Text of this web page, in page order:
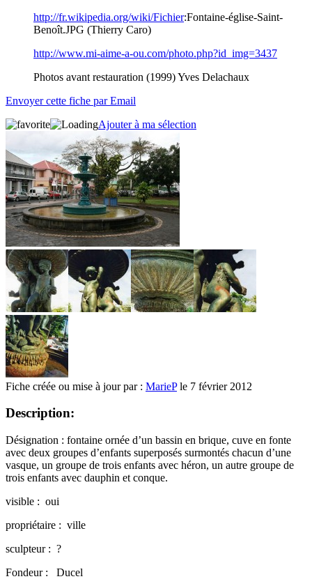
http://fr.wikipedia.org/wiki/Fichier:Fontaine-église-Saint-
Benoît.JPG (Thierry Caro)
http://www.mi-aime-a-ou.com/photo.php?id_img=3437
Photos avant restauration (1999) Yves Delachaux
Envoyer cette fiche par Email
Ajouter à ma sélection
Fiche créée ou mise à jour par : MariePle 7 février 2012
Description:
Désignation : fontaine ornée d’un bassin en brique, cuve en fonte
avec deux groupes d’enfants superposés surmontés chacun d’une
vasque, un groupe de trois enfants avec héron, un autre groupe de
trois enfants avec dauphin et conque.
visible : oui
propriétaire : ville
sculpteur : ?
Fondeur : Ducel